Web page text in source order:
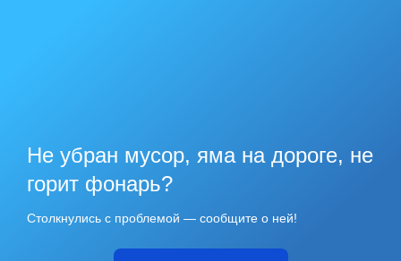
Не убран мусор, яма на дороге, не
горит фонарь?
Столкнулись с проблемой — сообщите о ней!